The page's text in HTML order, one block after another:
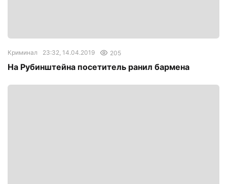
Криминал 23:32, 14.04.2019 205
На Рубинштейна посетитель ранил бармена